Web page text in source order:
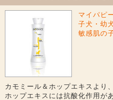
マイパピ
子犬・幼
敏感肌の
カモミール＆ホップエキスより
ホップエキスには抗酸化作用が